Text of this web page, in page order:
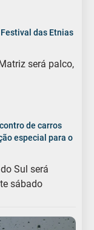
das Etnias
será palco,
de carros
especial para o
Sul será
sábado